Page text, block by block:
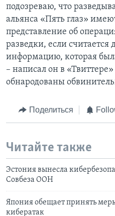
подозреваю, что
альянса «Пять глаз»
представление об
разведки, если
информацию, которая
– написал он в
обнародованы
Поделиться
Читайте также
Эстония вынесла
Совбеза ООН
Япония обещает принять
кибератак